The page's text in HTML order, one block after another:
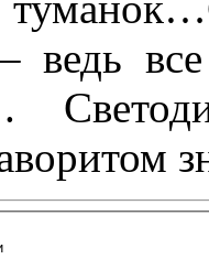
ведь
.